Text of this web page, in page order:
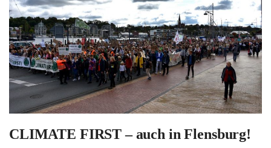
CLIMATE FIRST – auch in Flensburg!